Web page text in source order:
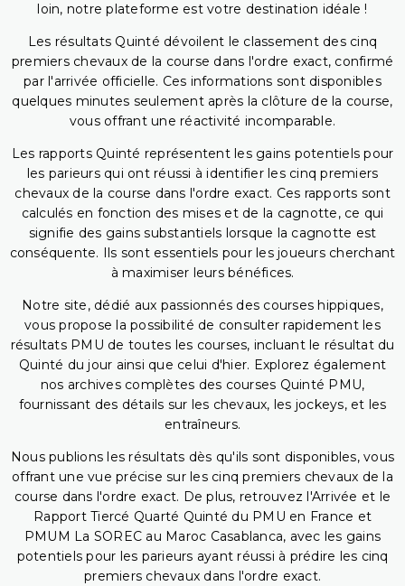
loin, notre plateforme est votre destination idéale !
Les résultats Quinté dévoilent le classement des cinq
premiers chevaux de la course dans l'ordre exact, confirmé
par l'arrivée officielle. Ces informations sont disponibles
quelques minutes seulement après la clôture de la course,
vous offrant une réactivité incomparable.
Les rapports Quinté représentent les gains potentiels pour
les parieurs qui ont réussi à identifier les cinq premiers
chevaux de la course dans l'ordre exact. Ces rapports sont
calculés en fonction des mises et de la cagnotte, ce qui
signifie des gains substantiels lorsque la cagnotte est
conséquente. Ils sont essentiels pour les joueurs cherchant
à maximiser leurs bénéfices.
Notre site, dédié aux passionnés des courses hippiques,
vous propose la possibilité de consulter rapidement les
résultats PMU de toutes les courses, incluant le résultat du
Quinté du jour ainsi que celui d'hier. Explorez également
nos archives complètes des courses Quinté PMU,
fournissant des détails sur les chevaux, les jockeys, et les
entraîneurs.
Nous publions les résultats dès qu'ils sont disponibles, vous
offrant une vue précise sur les cinq premiers chevaux de la
course dans l'ordre exact. De plus, retrouvez l'Arrivée et le
Rapport Tiercé Quarté Quinté du PMU en France et
PMUM La SOREC au Maroc Casablanca, avec les gains
potentiels pour les parieurs ayant réussi à prédire les cinq
premiers chevaux dans l'ordre exact.